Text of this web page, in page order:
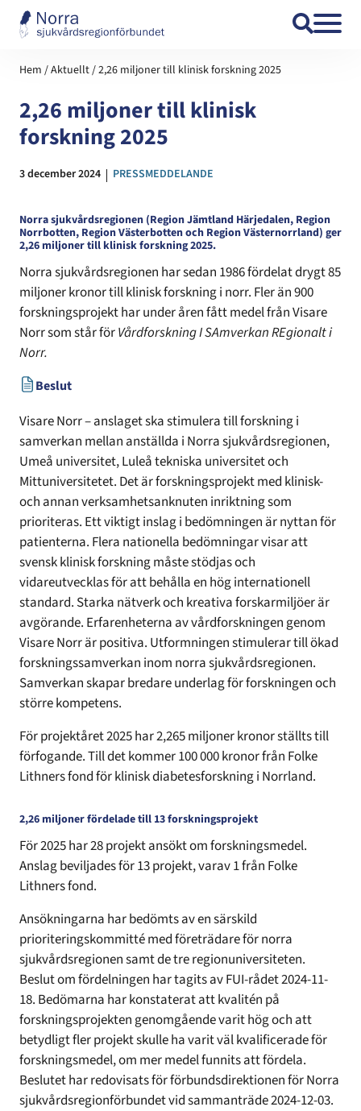
Hem /Aktuellt/2,26 miljoner till klinisk forskning 2025
2,26 miljoner till klinisk
forskning 2025
Datum:
3 december 2024 Kategori:
PRESSMEDDELANDE
Norra sjukvårdsregionen (Region Jämtland Härjedalen, Region
Norrbotten, Region Västerbotten och Region Västernorrland) ger
2,26 miljoner till klinisk forskning 2025.
Norra sjukvårdsregionen har sedan 1986 fördelat drygt 85
miljoner kronor till klinisk forskning i norr. Fler än 900
forskningsprojekt har under åren fått medel från Visare
Norr som står förVårdforskning I SAmverkan REgionalt i
Norr.
Beslut
Visare Norr – anslaget ska stimulera till forskning i
samverkan mellan anställda i Norra sjukvårdsregionen,
Umeå universitet, Luleå tekniska universitet och
Mittuniversitetet. Det är forskningsprojekt med klinisk-
och annan verksamhetsanknuten inriktning som
prioriteras. Ett viktigt inslag i bedömningen är nyttan för
patienterna. Flera nationella bedömningar visar att
svensk klinisk forskning måste stödjas och
vidareutvecklas för att behålla en hög internationell
standard. Starka nätverk och kreativa forskarmiljöer är
avgörande. Erfarenheterna av vårdforskningen genom
Visare Norr är positiva. Utformningen stimulerar till ökad
forskningssamverkan inom norra sjukvårdsregionen.
Samverkan skapar bredare underlag för forskningen och
större kompetens.
För projektåret 2025 har 2,265 miljoner kronor ställts till
förfogande. Till det kommer 100 000 kronor från Folke
Lithners fond för klinisk diabetesforskning i Norrland.
2,26 miljoner fördelade till 13 forskningsprojekt
För 2025 har 28 projekt ansökt om forskningsmedel.
Anslag beviljades för 13 projekt, varav 1 från Folke
Lithners fond.
Ansökningarna har bedömts av en särskild
prioriteringskommitté med företrädare för norra
sjukvårdsregionen samt de tre regionuniversiteten.
Beslut om fördelningen har tagits av FUI-rådet 2024-11-
18. Bedömarna har konstaterat att kvalitén på
forskningsprojekten genomgående varit hög och att
betydligt fler projekt skulle ha varit väl kvalificerade för
forskningsmedel, om mer medel funnits att fördela.
Beslutet har redovisats för förbundsdirektionen för Norra
sjukvårdsregionförbundet vid sammanträde 2024-12-03.